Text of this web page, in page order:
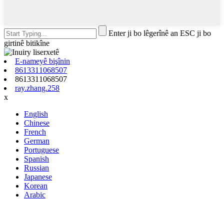
Enter ji bo lêgerînê an ESC ji bo
girtinê bitikîne
E-nameyê bişînin
8613311068507
8613311068507
ray.zhang.258
x
English
Chinese
French
German
Portuguese
Spanish
Russian
Japanese
Korean
Arabic